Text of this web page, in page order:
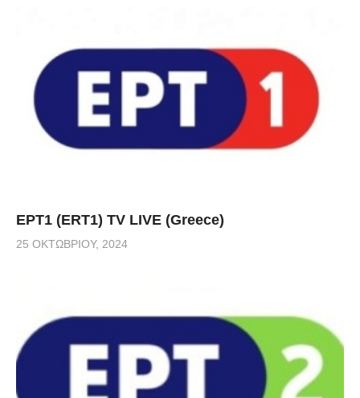
ΕΡΤ1 (ERT1) TV LIVE (Greece)
25 ΟΚΤΩΒΡΊΟΥ, 2024